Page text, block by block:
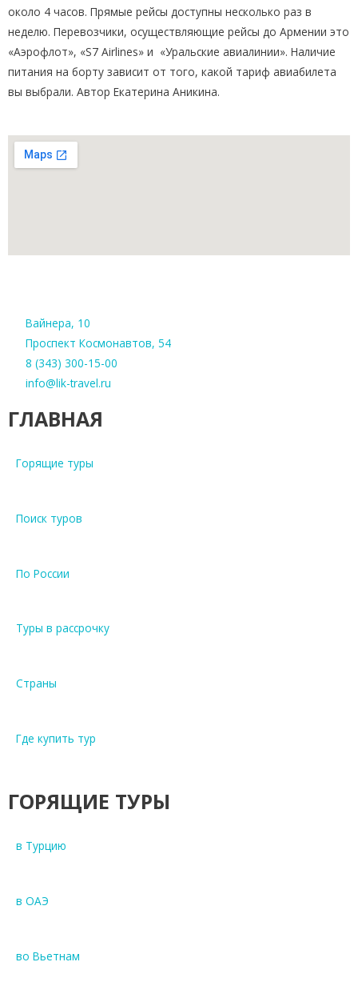
около 4 часов. Прямые рейсы доступны несколько раз в
неделю. Перевозчики, осуществляющие рейсы до Армении это
«Аэрофлот», «S7 Airlines» и «Уральские авиалинии». Наличие
питания на борту зависит от того, какой тариф авиабилета
вы выбрали. Автор Екатерина Аникина.
Вайнера, 10
Проспект Космонавтов, 54
8 (343) 300-15-00
info@lik-travel.ru
ГЛАВНАЯ
Горящие туры
Поиск туров
По России
Туры в рассрочку
Страны
Где купить тур
ГОРЯЩИЕ ТУРЫ
в Турцию
в ОАЭ
во Вьетнам